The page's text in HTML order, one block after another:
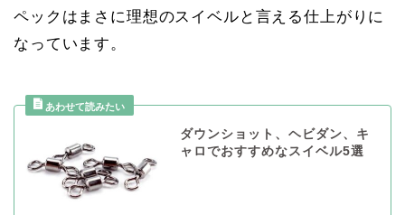
ペックはまさに理想のスイベルと言える仕上がりに
なっています。
ダウンショット、ヘビダン、キ
ャロでおすすめなスイベル5選